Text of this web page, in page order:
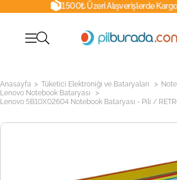
1500₺ Üzeri Alışverişlerde Kargo
Anasayfa > Tüketici Elektroniği ve Bataryaları >
Lenovo Notebook Bataryası >
Lenovo 5B10X02604 Notebook Bataryası - Pili /